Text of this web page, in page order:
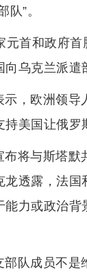
队”。
元首和政府
乌克兰派遣
示，欧洲领
美国让俄罗
将与斯塔默
透露，法国
力或政治
部队成员不